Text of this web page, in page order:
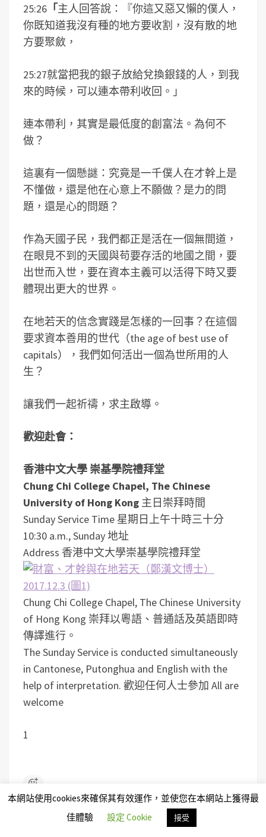
25:26 「主人回答說：『你這又惡又懶的僕人，
你既知道我沒有種的地方要收割，沒有散的地
方要聚斂，
25:27就當把我的銀子放給兌換銀錢的人，到我
來的時候，可以連本帶利收回。」
連本帶利，其實是最低度的創富法。為何不
做？
這裏有一個懸謎：究竟是一千僕人在才幹上是
不懂做，還是他在心意上不願做？是力的問
題，還是心的問題？
作為天國子民，我們都正是活在一個無間道，
在眼見不到的天國與苟要存活的地國之間，要
出世而入世，要在資本主義可以活得下時又要
體現出更大的世界。
在地若天的信念實踐是怎樣的一回事？在這個
要求資本善用的世代（the age of best use of
capitals），我們如何活出一個為世所用的人
生？
讓我們一起祈禱，求主啟導。
歡迎赴會：
香港中文大學 崇基學院禮拜堂
Chung Chi College Chapel, The Chinese
University of Hong Kong 主日崇拜時間
Sunday Service Time 星期日上午十時三十分
10:30 a.m., Sunday 地址
Address 香港中文大學崇基學院禮拜堂
Chung Chi College Chapel, The Chinese University
of Hong Kong 崇拜以粵語、普通話及英語即時
傳譯進行。
The Sunday Service is conducted simultaneously
in Cantonese, Putonghua and English with the
help of interpretation. 歡迎任何人士參加 All are
welcome
1
本網站使用cookies來確保其有效運作，並使您在本網站上獲得最
佳體驗
設定 Cookie 接受